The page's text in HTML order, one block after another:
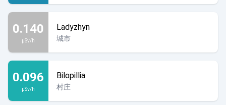
0.140
µSv/h
Ladyzhyn
城市
0.096
µSv/h
Bilopillia
村庄